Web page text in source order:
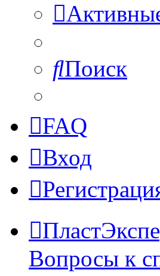
Поиск
FAQ
Вход
Вопросы к